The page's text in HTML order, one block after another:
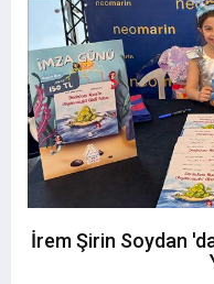
İrem Şirin Soydan